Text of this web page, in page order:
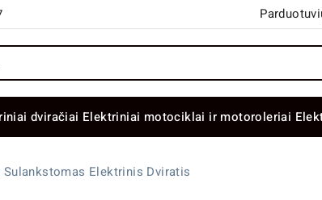
dviračiai Elektriniai motociklai ir motoroleriai
Sulankstomas Elektrinis Dviratis